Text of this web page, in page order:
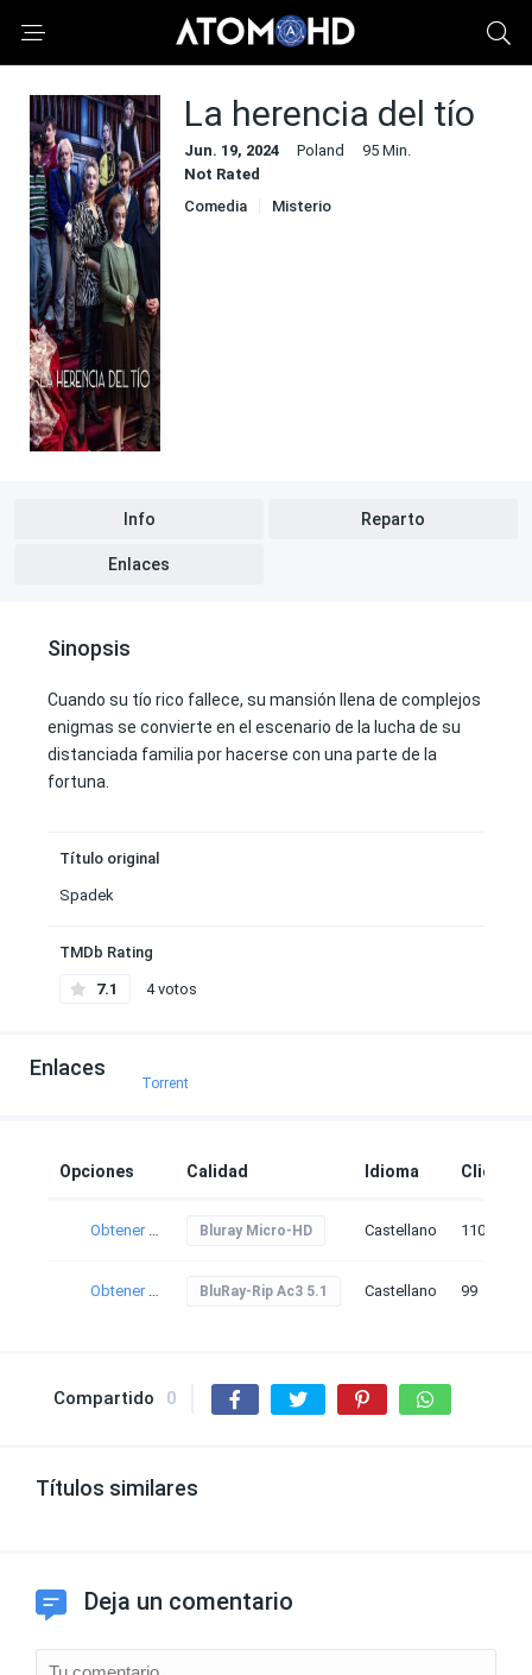
La herencia del tío
Jun. 19, 2024 Poland
95 Min.
Not Rated
Comedia
Misterio
Info Reparto
Enlaces
Sinopsis
Cuando su tío rico fallece, su mansión llena de complejos
enigmas se convierte en el escenario de la lucha de su
distanciada familia por hacerse con una parte de la
fortuna.
Título original
Spadek
TMDb Rating
7.1 4 votos
Enlaces
Torrent
Opciones Calidad Idioma Clicks
Obtener torrent Bluray Micro-HD Castellano 110
Obtener torrent BluRay-Rip Ac3 5.1 Castellano 99
Compartido 0
Títulos similares
Deja un comentario